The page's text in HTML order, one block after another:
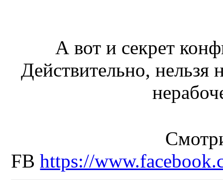
А вот и секрет
Действительно, нельзя
FBhttps://